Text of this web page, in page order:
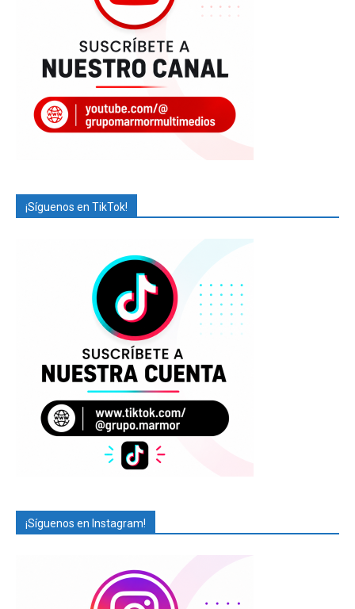
¡Síguenos en TikTok!
¡Síguenos en Instagram!